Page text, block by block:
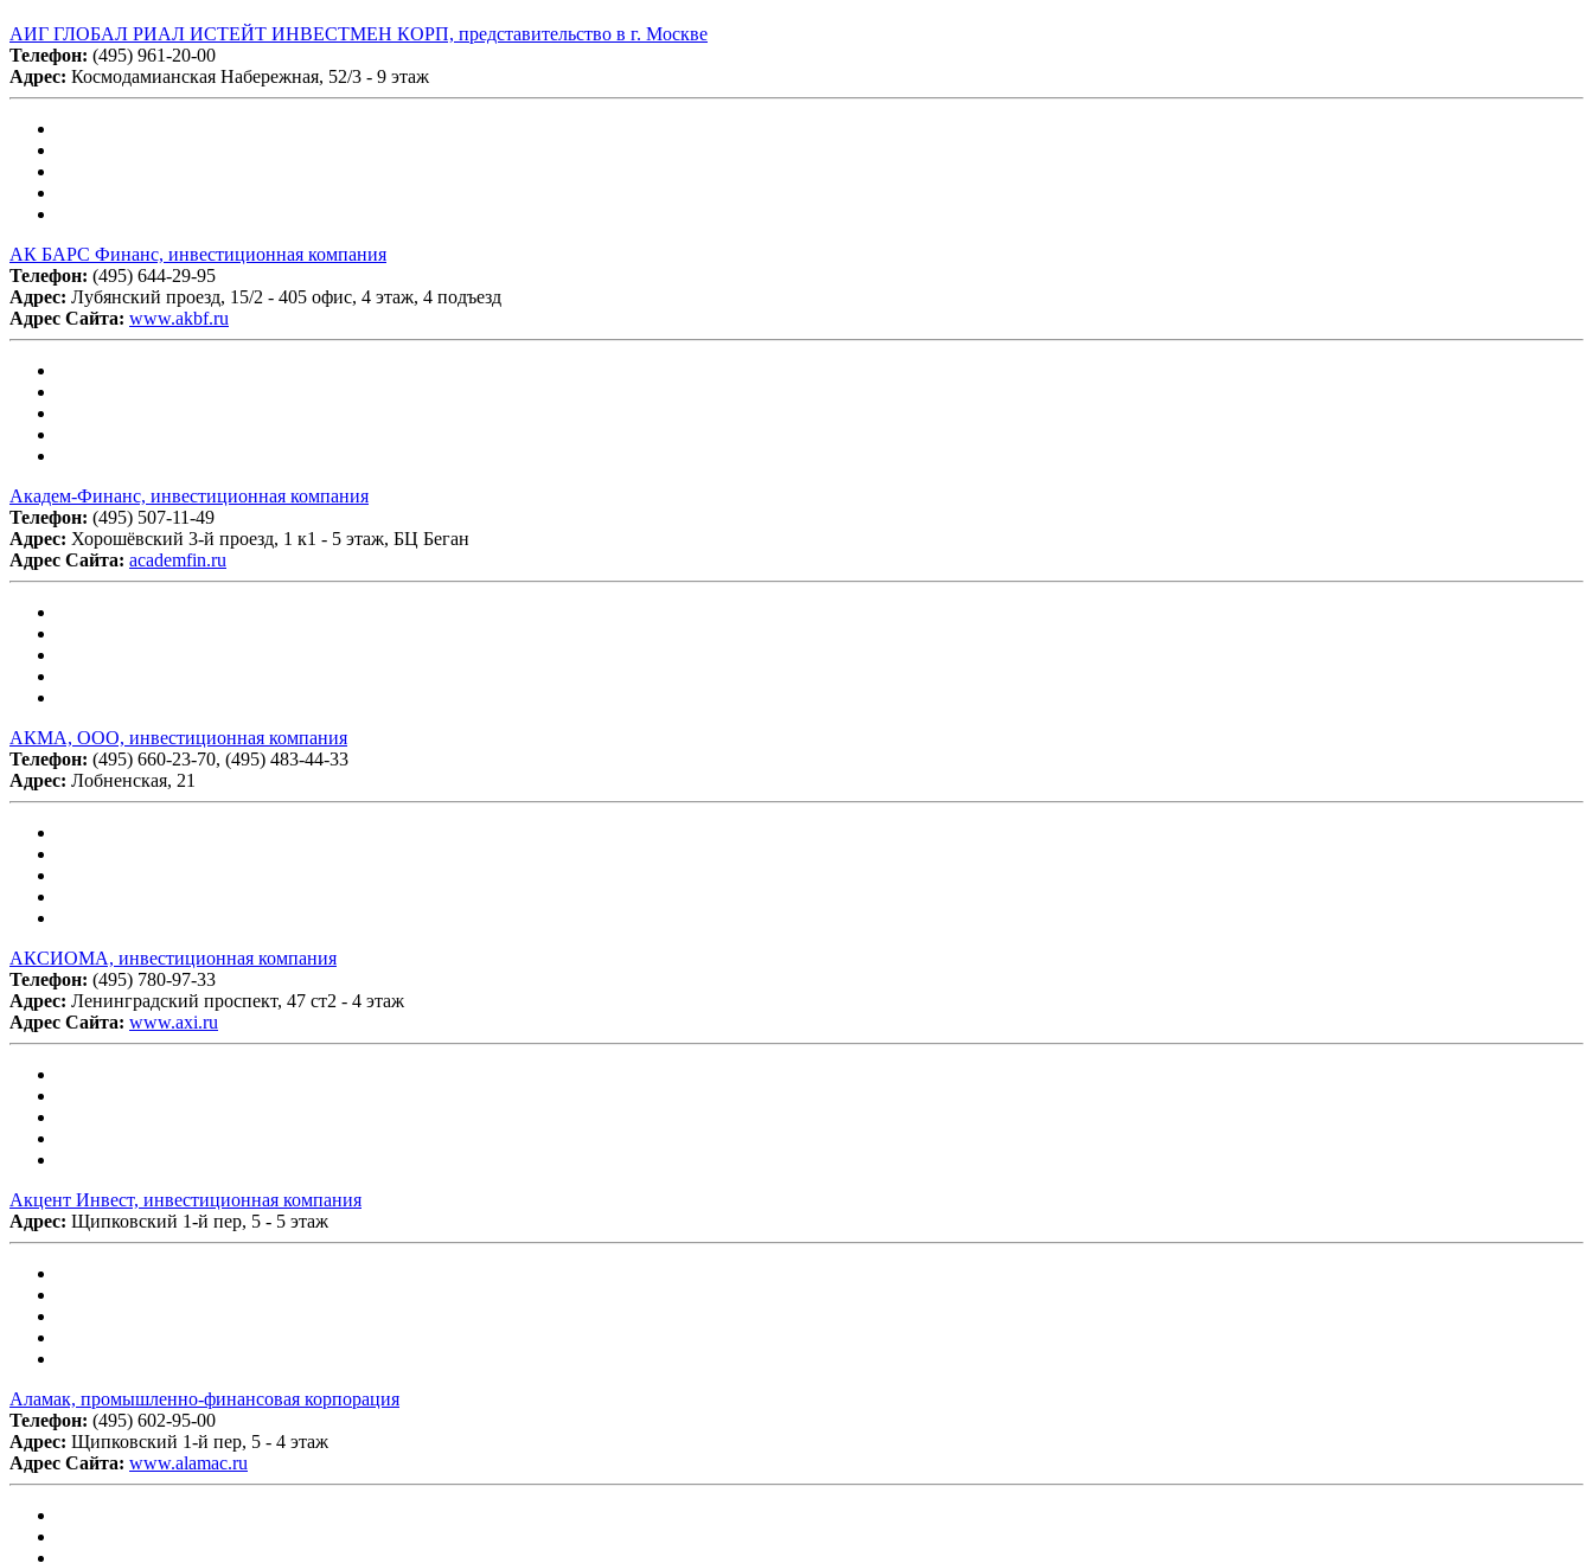
АИГ ГЛОБАЛ РИАЛ ИСТЕЙТ ИНВЕСТМЕН КОРП, представительство в г. Москве
Телефон: (495) 961-20-00
Адрес: Космодамианская Набережная, 52/3 - 9 этаж
АК БАРС Финанс, инвестиционная компания
Телефон: (495) 644-29-95
Адрес: Лубянский проезд, 15/2 - 405 офис, 4 этаж, 4 подъезд
Адрес Сайта: www.akbf.ru
Академ-Финанс, инвестиционная компания
Телефон: (495) 507-11-49
Адрес: Хорошёвский 3-й проезд, 1 к1 - 5 этаж, БЦ Беган
Адрес Сайта: academfin.ru
АКМА, ООО, инвестиционная компания
Телефон: (495) 660-23-70, (495) 483-44-33
Адрес: Лобненская, 21
АКСИОМА, инвестиционная компания
Телефон: (495) 780-97-33
Адрес: Ленинградский проспект, 47 ст2 - 4 этаж
Адрес Сайта: www.axi.ru
Акцент Инвест, инвестиционная компания
Адрес: Щипковский 1-й пер, 5 - 5 этаж
Аламак, промышленно-финансовая корпорация
Телефон: (495) 602-95-00
Адрес: Щипковский 1-й пер, 5 - 4 этаж
Адрес Сайта: www.alamac.ru